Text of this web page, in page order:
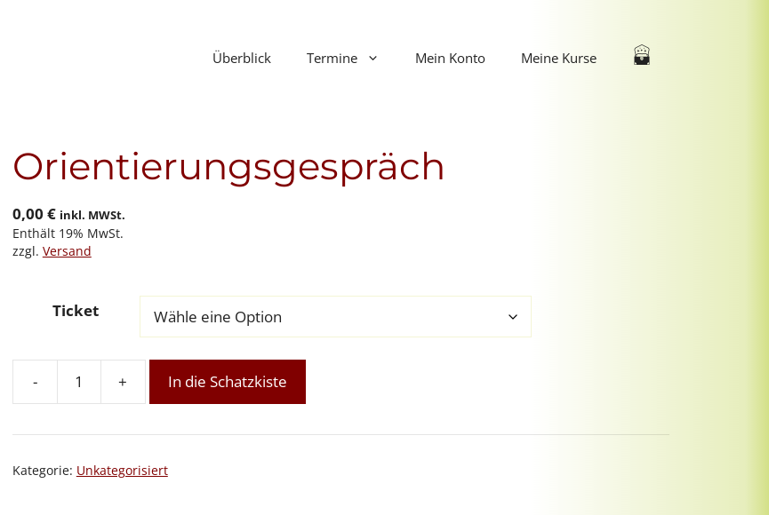
Überblick Termine Mein Konto Meine Kurse
Orientierungsgespräch
0,00 € inkl. MWSt.
Enthält 19% MwSt.
zzgl. Versand
Ticket
-
Orientierungsgespräch
+ In die Schatzkiste
Kategorie: Unkategorisiert